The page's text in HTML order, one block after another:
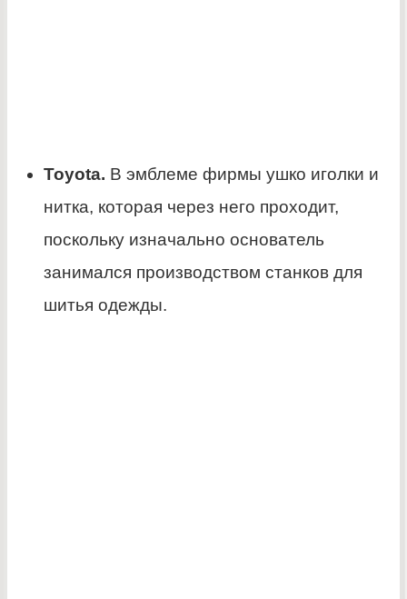
Toyota. В эмблеме фирмы ушко иголки и
нитка, которая через него проходит,
поскольку изначально основатель
занимался производством станков для
шитья одежды.